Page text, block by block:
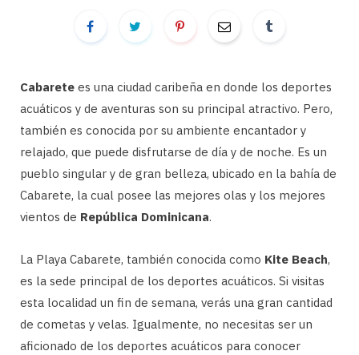
Cabarete es una ciudad caribeña en donde los deportes
acuáticos y de aventuras son su principal atractivo. Pero,
también es conocida por su ambiente encantador y
relajado, que puede disfrutarse de día y de noche. Es un
pueblo singular y de gran belleza, ubicado en la bahía de
Cabarete, la cual posee las mejores olas y los mejores
vientos de República Dominicana.
La Playa Cabarete, también conocida como Kite Beach,
es la sede principal de los deportes acuáticos. Si visitas
esta localidad un fin de semana, verás una gran cantidad
de cometas y velas. Igualmente, no necesitas ser un
aficionado de los deportes acuáticos para conocer